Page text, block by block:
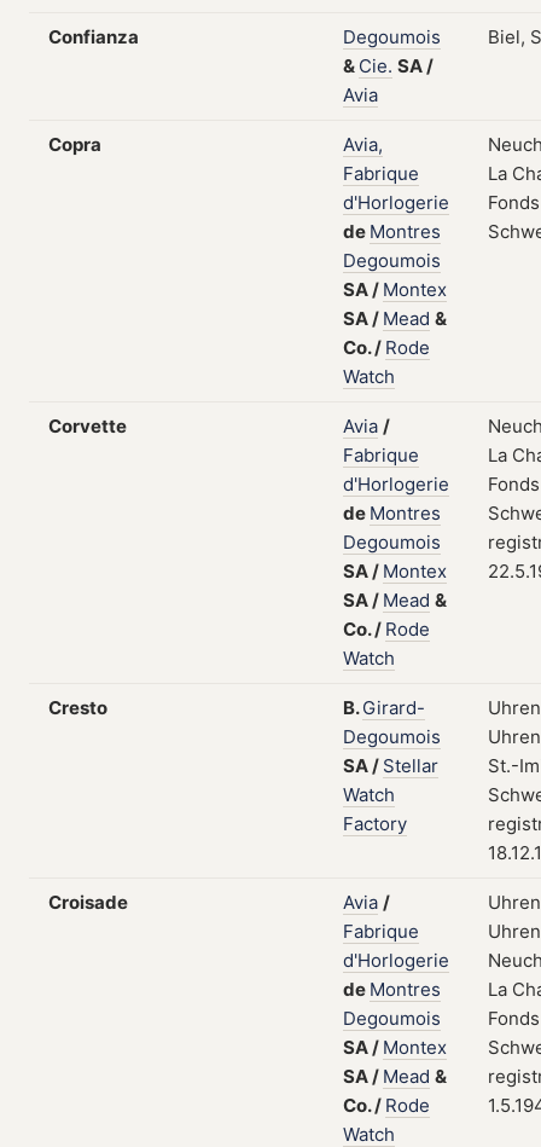
Confianza
Degoumois
& Cie. SA/
Avia
Biel,
Copra
Avia,
Fabrique
d'Horlogerie
de Montres
Degoumois
SA/ Montex
SA/ Mead &
Co./ Rode
Watch
La
Corvette Avia /
Fabrique
d'Horlogerie
de Montres
Degoumois
SA/ Montex
SA/ Mead &
Co./ Rode
Watch
La
Cresto B.Girard-
Degoumois
SA/ Stellar
Watch
Factory
St.-
Croisade Avia /
Fabrique
d'Horlogerie
de Montres
Degoumois
SA/ Montex
SA/ Mead &
Co./ Rode
Watch
La